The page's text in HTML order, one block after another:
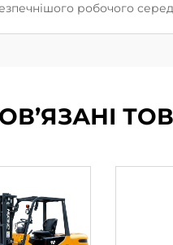
робочого